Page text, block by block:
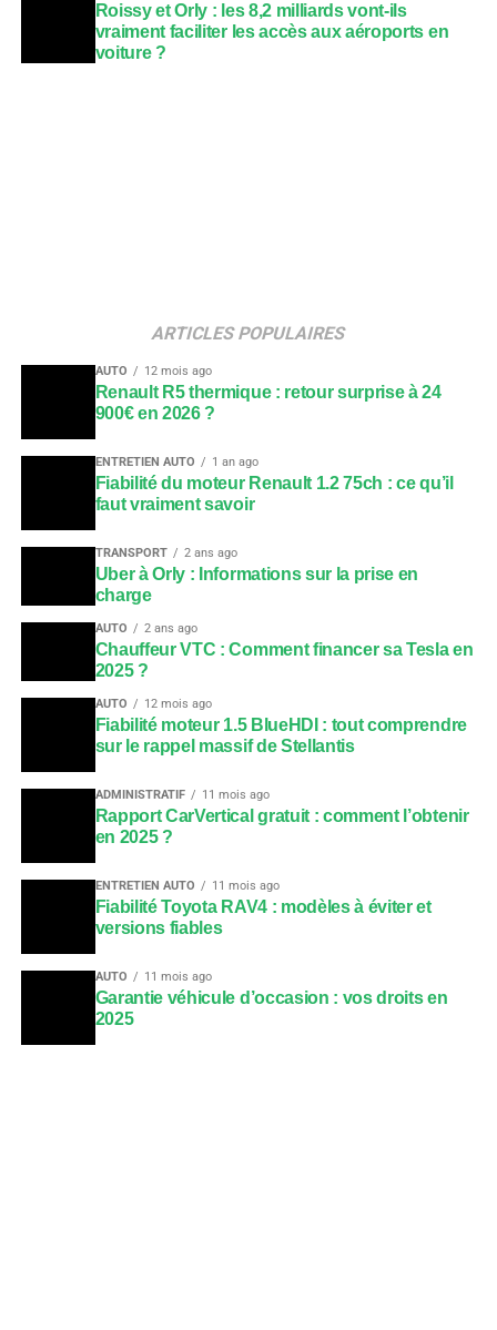
Roissy et Orly : les 8,2 milliards vont-ils
vraiment faciliter les accès aux aéroports en
voiture ?
ARTICLES POPULAIRES
AUTO 12 mois ago
Renault R5 thermique : retour surprise à 24
900€ en 2026 ?
ENTRETIEN AUTO 1 an ago
Fiabilité du moteur Renault 1.2 75ch : ce qu’il
faut vraiment savoir
TRANSPORT 2 ans ago
Uber à Orly : Informations sur la prise en
charge
AUTO 2 ans ago
Chauffeur VTC : Comment financer sa Tesla en
2025 ?
AUTO 12 mois ago
Fiabilité moteur 1.5 BlueHDI : tout comprendre
sur le rappel massif de Stellantis
ADMINISTRATIF 11 mois ago
Rapport CarVertical gratuit : comment l’obtenir
en 2025 ?
ENTRETIEN AUTO 11 mois ago
Fiabilité Toyota RAV4 : modèles à éviter et
versions fiables
AUTO 11 mois ago
Garantie véhicule d’occasion : vos droits en
2025